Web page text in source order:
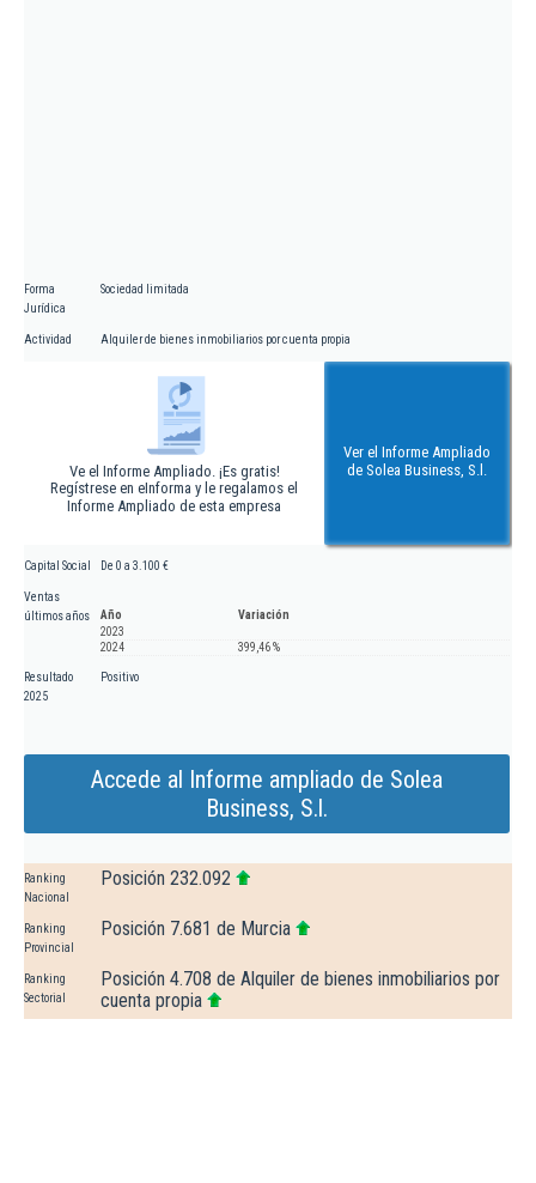
Forma
Jurídica
Sociedad limitada
Actividad Alquiler de bienes inmobiliarios por cuenta propia
Ve el Informe Ampliado. ¡Es gratis!
Regístrese en eInforma y le regalamos el
Informe Ampliado de esta empresa
Ver el Informe Ampliado
de Solea Business, S.l.
Capital Social De 0 a 3.100 €
Ventas
últimos años
Año
Variación
2023
2024
399,46 %
Resultado
2025
Positivo
Accede al Informe ampliado de Solea
Business, S.l.
Ranking
Nacional
Posición 232.092
Ranking
Provincial
Posición 7.681 de Murcia
Ranking
Sectorial
Posición 4.708 de Alquiler de bienes inmobiliarios por
cuenta propia